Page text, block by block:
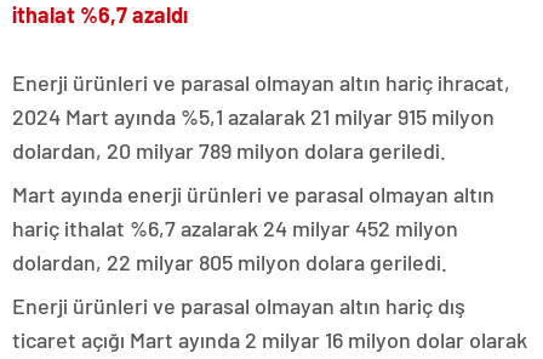
ithalat %6,7 azaldı
Enerji ürünleri ve parasal olmayan altın hariç ihracat,
2024 Mart ayında %5,1 azalarak 21 milyar 915 milyon
dolardan, 20 milyar 789 milyon dolara geriledi.
Mart ayında enerji ürünleri ve parasal olmayan altın
hariç ithalat %6,7 azalarak 24 milyar 452 milyon
dolardan, 22 milyar 805 milyon dolara geriledi.
Enerji ürünleri ve parasal olmayan altın hariç dış
ticaret açığı Mart ayında 2 milyar 16 milyon dolar olarak